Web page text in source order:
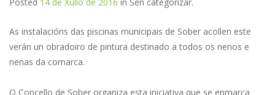
As instalacións das piscinas municipais de Sober acollen este
verán un obradoiro de pintura destinado a todos os nenos e
nenas da comarca.
O Concello de Sober organiza esta iniciativa que se enmarca